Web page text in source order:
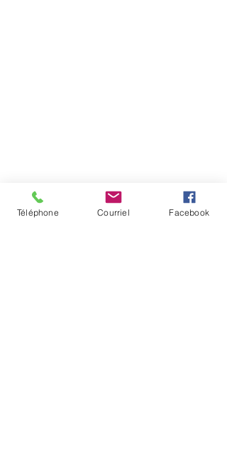
Téléphone Courriel Facebook